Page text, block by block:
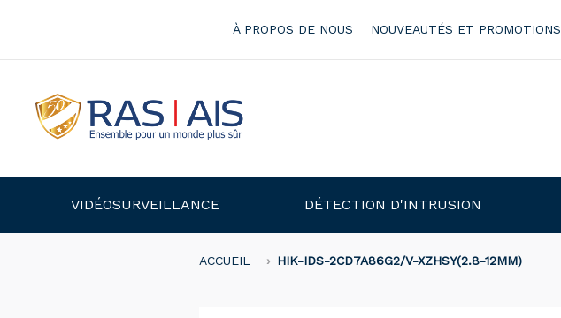
À PROPOS DE NOUS NOUVEAUTÉS ET PROMOTIONS
VIDÉOSURVEILLANCE DÉTECTION D'INTRUSION
ACCUEIL HIK-IDS-2CD7A86G2/V-XZHSY(2.8-12MM)